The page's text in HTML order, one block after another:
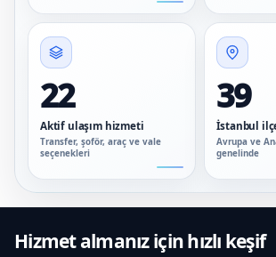
22
Aktif ulaşım hizmeti
Transfer, şoför, araç ve vale
seçenekleri
39
İstanbul
Avrupa ve
genelinde
Hizmet almanız için hızlı keşif